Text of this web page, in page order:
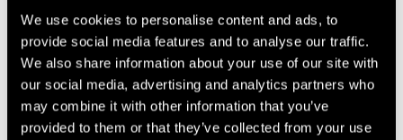
We use cookies to personalise content and ads, to
provide social media features and to analyse our traffic.
We also share information about your use of our site with
our social media, advertising and analytics partners who
may combine it with other information that you’ve
provided to them or that they’ve collected from your use
Tutkimusjulkaisut